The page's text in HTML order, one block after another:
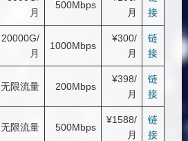
月
500Mbps
月
接
20000G/
月
1000Mbps
¥300/
月
链
接
无限流量 200Mbps
¥398/
月
链
接
无限流量 500Mbps
¥1588/
月
链
接